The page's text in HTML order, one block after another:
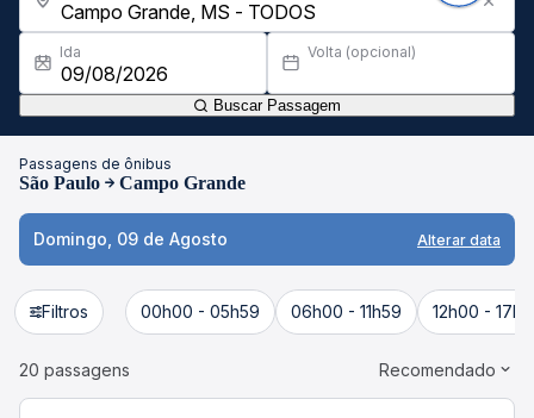
Ida Volta (opcional)
Buscar Passagem
Passagens de ônibus
São Paulo Campo Grande
Domingo, 09 de Agosto Alterar data
Filtros 00h00 - 05h59 06h00 - 11h59 12h00 -
20 passagens Recomendado